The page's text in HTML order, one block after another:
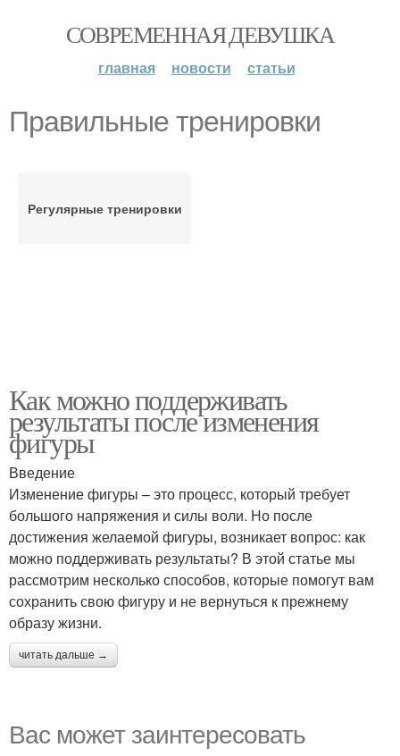
СОВРЕМЕННАЯ ДЕВУШКА
главная новости статьи
Правильные тренировки
Регулярные тренировки
Как можно поддерживать
результаты после изменения
фигуры
Введение
Изменение фигуры – это процесс, который требует
большого напряжения и силы воли. Но после
достижения желаемой фигуры, возникает вопрос: как
можно поддерживать результаты? В этой статье мы
рассмотрим несколько способов, которые помогут вам
сохранить свою фигуру и не вернуться к прежнему
образу жизни.
читать дальше →
Вас может заинтересовать